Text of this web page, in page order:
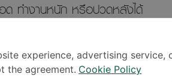
ด ทำงานหนัก หรือปวดหลังได้
นไข้มีกระดูกคดเอียงมากกว่า 40
experience, advertising service,
the agreement. Cookie Policy